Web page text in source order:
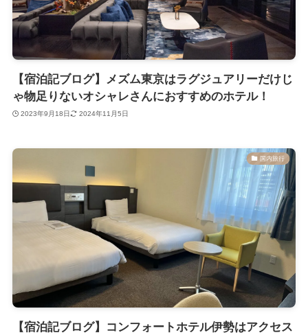
【宿泊記ブログ】メズム東京はラグジュアリーだけじ
ゃ物足りないオシャレさんにおすすめのホテル！
2023年9月18日 2024年11月5日
国内旅行
【宿泊記ブログ】コンフォートホテル伊勢はアクセス